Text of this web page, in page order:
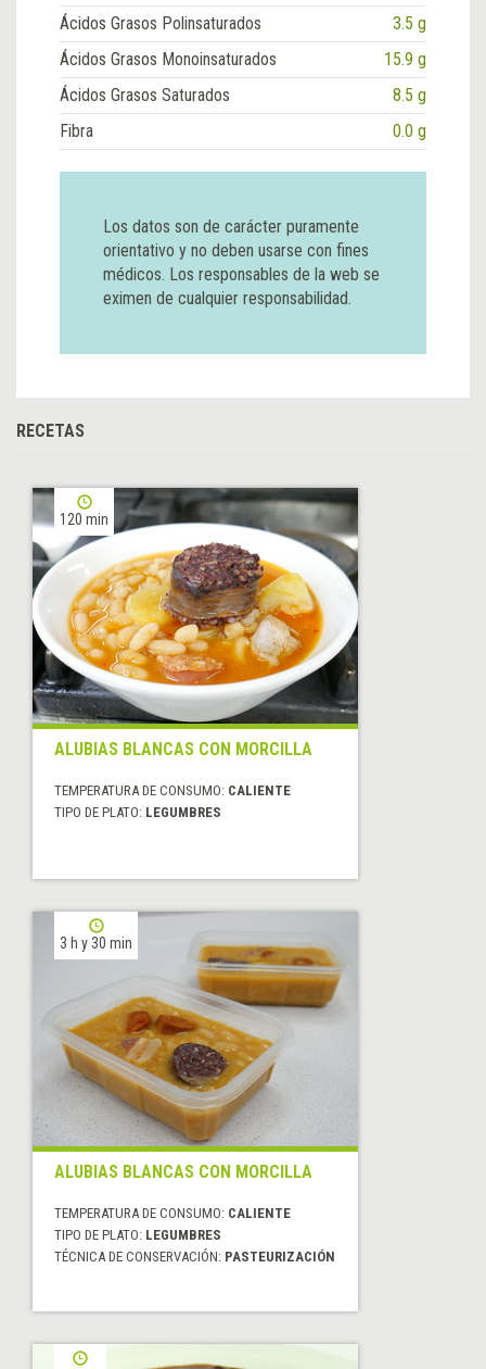
Ácidos Grasos Polinsaturados
3.5 g
Ácidos Grasos Monoinsaturados
15.9 g
Ácidos Grasos Saturados
8.5 g
Fibra
0.0 g
Los datos son de carácter puramente
orientativo y no deben usarse con fines
médicos. Los responsables de la web se
eximen de cualquier responsabilidad.
RECETAS
120 min
ALUBIAS BLANCAS CON MORCILLA
TEMPERATURA DE CONSUMO: CALIENTE
TIPO DE PLATO: LEGUMBRES
3 h y 30 min
ALUBIAS BLANCAS CON MORCILLA
TEMPERATURA DE CONSUMO: CALIENTE
TIPO DE PLATO: LEGUMBRES
TÉCNICA DE CONSERVACIÓN: PASTEURIZACIÓN